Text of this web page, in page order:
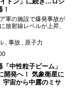
軍の施設で爆発事故が
放射線レベルが上昇、
事故
原子力
中性粒子ビーム」
開発へ！ 気象衛星に
宇宙から中露のミサ